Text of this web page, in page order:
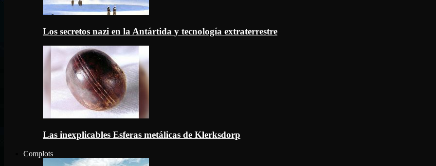
Los secretos nazi en la Antártida y tecnología extraterrestre
Las inexplicables Esferas metálicas de Klerksdorp
Complots